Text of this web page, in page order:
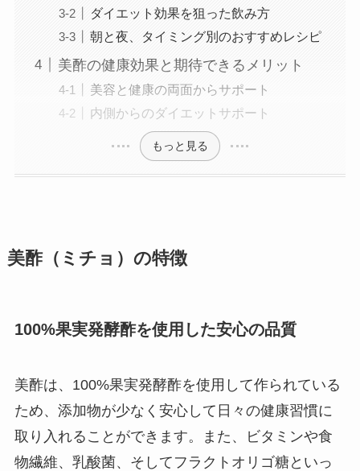
ダイエット効果を狙った飲み方
朝と夜、タイミング別のおすすめレシピ
美酢の健康効果と期待できるメリット
美容と健康の両面からサポート
内側からのダイエットサポート
もっと見る
美酢（ミチョ）の特徴
100%果実発酵酢を使用した安心の品質
美酢は、100%果実発酵酢を使用して作られている
ため、添加物が少なく安心して日々の健康習慣に
取り入れることができます。また、ビタミンや食
物繊維、乳酸菌、そしてフラクトオリゴ糖といっ